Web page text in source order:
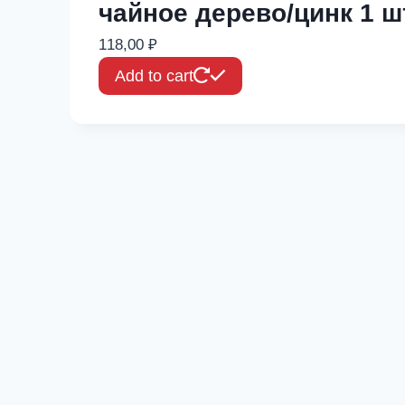
чайное дерево/цинк 1
118,00 ₽
Add to cart